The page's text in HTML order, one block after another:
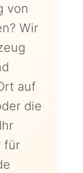
von
Wir
auf
die
für